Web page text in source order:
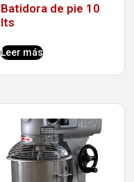
Batidora de pie 10
lts
Leer más